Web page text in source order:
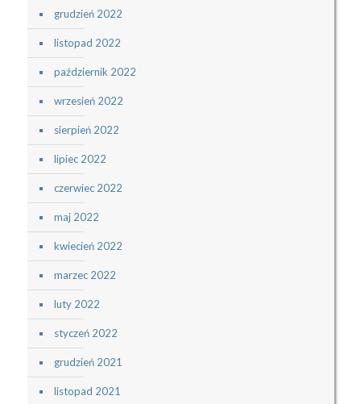
grudzień 2022
listopad 2022
październik 2022
wrzesień 2022
sierpień 2022
lipiec 2022
czerwiec 2022
maj 2022
kwiecień 2022
marzec 2022
luty 2022
styczeń 2022
grudzień 2021
listopad 2021